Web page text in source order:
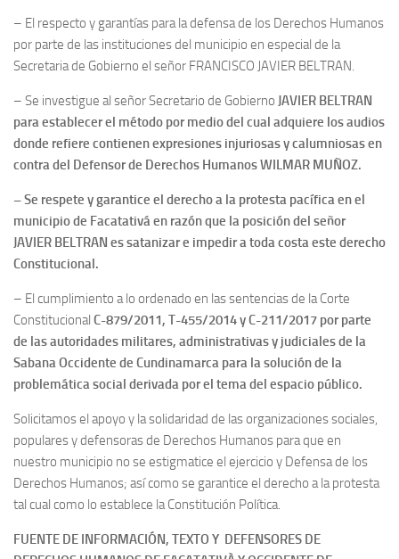
– El respecto y garantías para la defensa de los Derechos Humanos
por parte de las instituciones del municipio en especial de la
Secretaria de Gobierno el señor FRANCISCO JAVIER BELTRAN.
– Se investigue al señor Secretario de Gobierno JAVIER BELTRAN
para establecer el método por medio del cual adquiere los audios
donde refiere contienen expresiones injuriosas y calumniosas en
contra del Defensor de Derechos Humanos WILMAR MUÑOZ.
– Se respete y garantice el derecho a la protesta pacífica en el
municipio de Facatativá en razón que la posición del señor
JAVIER BELTRAN es satanizar e impedir a toda costa este derecho
Constitucional.
– El cumplimiento a lo ordenado en las sentencias de la Corte
Constitucional C-879/2011, T-455/2014 y C-211/2017 por parte
de las autoridades militares, administrativas y judiciales de la
Sabana Occidente de Cundinamarca para la solución de la
problemática social derivada por el tema del espacio público.
Solicitamos el apoyo y la solidaridad de las organizaciones sociales,
populares y defensoras de Derechos Humanos para que en
nuestro municipio no se estigmatice el ejercicio y Defensa de los
Derechos Humanos; así como se garantice el derecho a la protesta
tal cual como lo establece la Constitución Política.
FUENTE DE INFORMACIÓN, TEXTO Y DEFENSORES DE